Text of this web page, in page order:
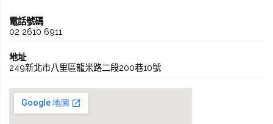
電話號碼
02 2610 6911
地址
249新北市八里區龍米路二段200巷10號